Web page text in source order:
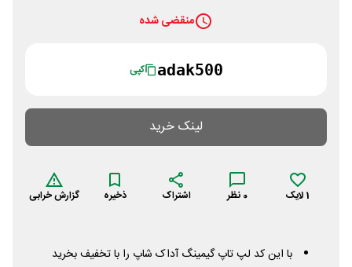
منقضی شده
adak500 کپی
لینک خرید
1لایک 0 نظر اشتراک ذخیره گزارش خرابی
با این کد لپ تاپ گیمینگ آداک شاپ را با تخفیف بخرید